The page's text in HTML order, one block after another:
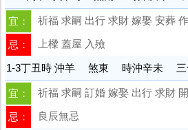
宜： 祈福 求嗣 出行 求財 嫁娶 安葬
忌： 上樑 蓋屋 入殮
1-3丁丑時 沖羊 煞東 時沖辛未 三
宜： 祈福 求嗣 訂婚 嫁娶 出行 求財
忌： 良辰無忌